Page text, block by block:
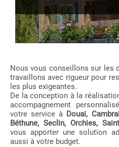
Nous vous conseillons sur les
travaillons avec rigueur pour
les plus exigeantes.
De la conception à la
accompagnement
votre service à Douai,
Béthune, Seclin, Orchies,
vous apporter une solution
aussi à votre budget.